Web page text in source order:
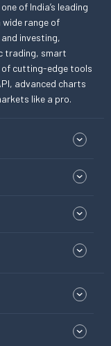
of India’s leading
wide range of
investing,
trading, smart
of cutting-edge tools
advanced charts
like a pro.